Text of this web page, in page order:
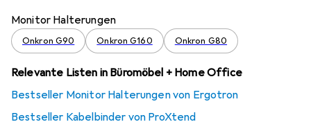
Monitor Halterungen
Onkron G90 Onkron G160 Onkron G80
Relevante Listen in Büromöbel + Home Office
Bestseller Monitor Halterungen von Ergotron
Bestseller Kabelbinder von ProXtend